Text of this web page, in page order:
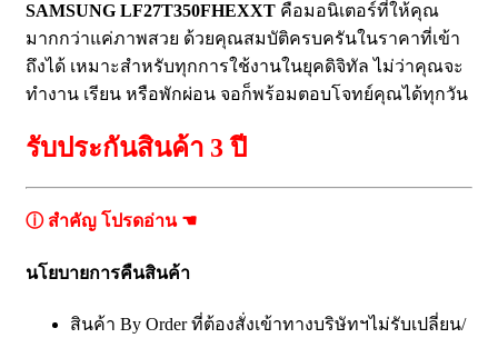
SAMSUNG LF27T350FHEXXT คือมอนิเตอร์ที่ให้คุณ
มากกว่าแค่ภาพสวย ด้วยคุณสมบัติครบครันในราคาที่เข้า
ถึงได้ เหมาะสำหรับทุกการใช้งานในยุคดิจิทัล ไม่ว่าคุณจะ
ทำงาน เรียน หรือพักผ่อน จอก็พร้อมตอบโจทย์คุณได้ทุกวัน
รับประกันสินค้า 3 ปี
ⓘ สำคัญ โปรดอ่าน ☚
นโยบายการคืนสินค้า
สินค้า By Order ที่ต้องสั่งเข้าทางบริษัทฯไม่รับเปลี่ยน/